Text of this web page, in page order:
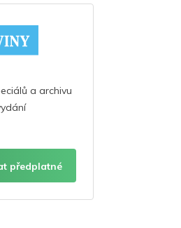
a archivu
předplatné